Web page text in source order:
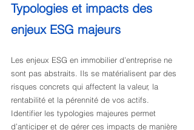
Typologies et impacts des
enjeux ESG majeurs
Les enjeux ESG en immobilier d’entreprise ne
sont pas abstraits. Ils se matérialisent par des
risques concrets qui affectent la valeur, la
rentabilité et la pérennité de vos actifs.
Identifier les typologies majeures permet
d’anticiper et de gérer ces impacts de manière